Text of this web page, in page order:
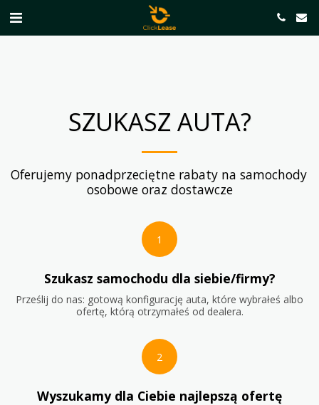
SZUKASZ AUTA?
Oferujemy ponadprzeciętne rabaty na samochody
osobowe oraz dostawcze
1
Szukasz samochodu dla siebie/firmy?
Prześlij do nas: gotową konfigurację auta, które wybrałeś albo
ofertę, którą otrzymałeś od dealera.
2
Wyszukamy dla Ciebie najlepszą ofertę